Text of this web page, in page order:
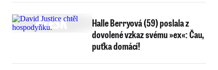
Halle Berryová (59) poslala z
dovolené vzkaz svému »ex«: Čau,
puťka domácí!